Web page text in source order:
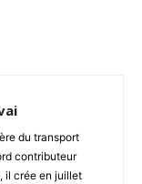
du transport
contributeur
il crée en juillet